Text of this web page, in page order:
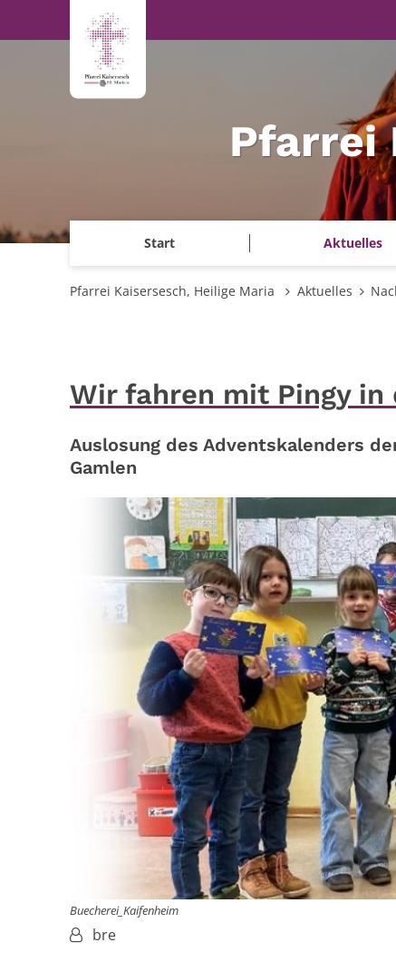
Zum Inhalt springen
Pfarrei
Start Aktuelles
Pfarrei Kaisersesch, Heilige Maria Aktuelles
Wir fahren mit Pingy
Auslosung des Adventskalenders
Gamlen
Buecherei_Kaifenheim
Von:bre